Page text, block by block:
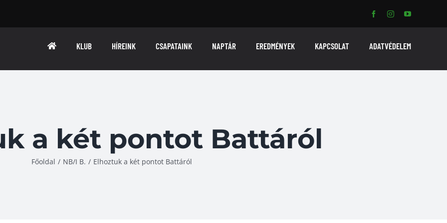
KLUB HÍREINK CSAPATAINK NAPTÁR EREDMÉNYEK KAPCSOLAT ADATVÉDELEM
a két pontot Battáról
Főoldal / NB/I B. / Elhoztuk a két pontot Battáról